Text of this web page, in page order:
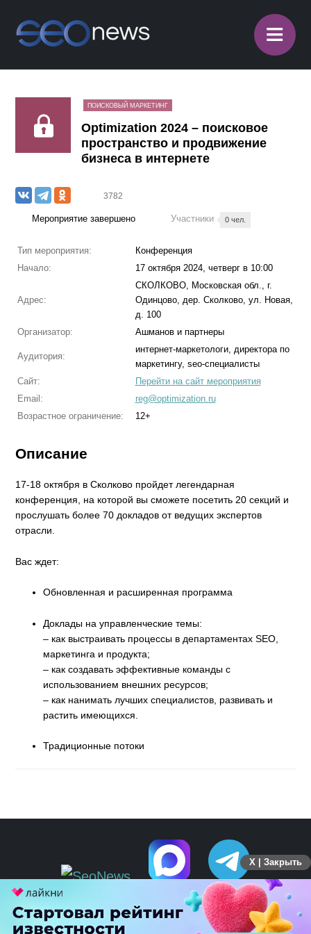
≡
ПОИСКОВЫЙ МАРКЕТИНГ
Optimization 2024 – поисковое
пространство и продвижение
бизнеса в интернете
3782
Мероприятие завершено Участники 0 чел.
Тип мероприятия:
Конференция
Начало:
17 октября 2024, четверг в 10:00
Адрес:
СКОЛКОВО, Московская обл., г.
Одинцово, дер. Сколково, ул. Новая,
д. 100
Организатор:
Ашманов и партнеры
Аудитория:
интернет-маркетологи, директора по
маркетингу, seo-специалисты
Сайт:
Перейти на сайт мероприятия
Email:
reg@optimization.ru
Возрастное ограничение:
12+
Описание
17-18 октября в Сколково пройдет легендарная
конференция, на которой вы сможете посетить 20 секций и
прослушать более 70 докладов от ведущих экспертов
отрасли.
Вас ждет:
Обновленная и расширенная программа
Доклады на управленческие темы:
– как выстраивать процессы в департаментах SEO,
маркетинга и продукта;
– как создавать эффективные команды с
использованием внешних ресурсов;
– как нанимать лучших специалистов, развивать и
растить имеющихся.
Традиционные потоки
X | Закрыть
ПЕРЕЙТИ НА ПОЛНУЮ ВЕРСИЮ
© SEOnews.ru Все права защищены. 2026